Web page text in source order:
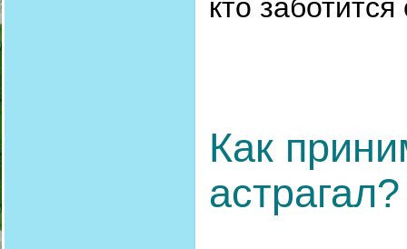
кто
Как
астрагал?